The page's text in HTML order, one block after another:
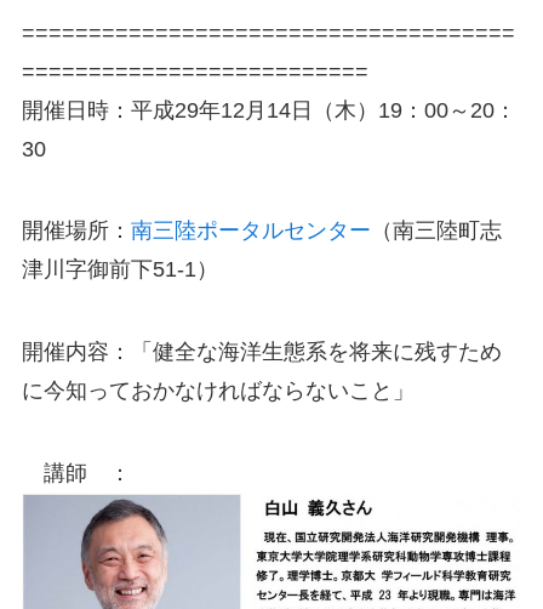
=====================================
==========================
開催日時：平成29年12月14日（木）19：00～20：
30
開催場所： 南三陸ポータルセンター （南三陸町志
津川字御前下51-1）
開催内容：「健全な海洋生態系を将来に残すため
に今知っておかなければならないこと」
講師 ：